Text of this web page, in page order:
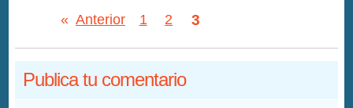
« Anterior 1 2 3
Publica tu comentario